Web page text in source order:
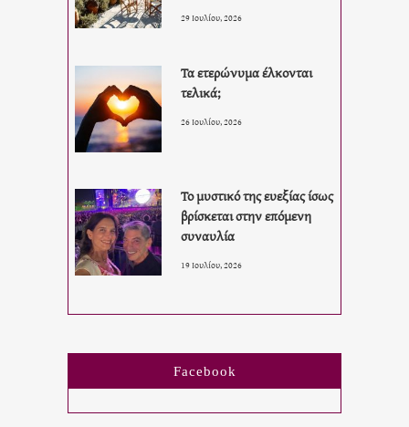
29 Ιουλίου, 2026
Τα ετερώνυμα έλκονται
τελικά;
26 Ιουλίου, 2026
Το μυστικό της ευεξίας ίσως
βρίσκεται στην επόμενη
συναυλία
19 Ιουλίου, 2026
Facebook